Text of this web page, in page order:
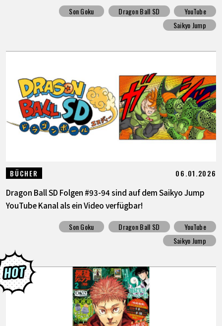
Son Goku Dragon Ball SD
YouTube
Saikyo Jump
BÜCHER 06.01.2026
Dragon Ball SD Folgen #93-94 sind auf dem Saikyo Jump
YouTube Kanal als ein Video verfügbar!
Son Goku Dragon Ball SD
YouTube
Saikyo Jump